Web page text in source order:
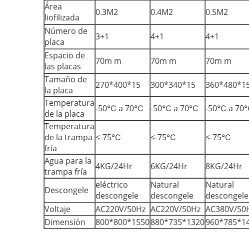
Área
liofilizada
0.3M2 0.4M2 0.5M2
Número de
placa
3+1 4+1 4+1
Espacio de
las placas
70m m 70m m 70m m
Tamaño de
la placa
270*400*15 300*340*15
Temperatura
de la placa
-50℃ a 70℃ -50℃ a 70℃ -50℃ a
Temperatura
de la trampa
fría
≤-75℃ ≤-75℃ ≤-75℃
Agua para la
trampa fría
4KG/24Hr 6KG/24Hr 8KG/24Hr
Descongele
eléctrico
descongele
Natural
descongele
Natural
descongele
Voltaje
AC220V/50Hz AC220V/50Hz AC380V/
Dimensión
800*800*1550880*735*1320